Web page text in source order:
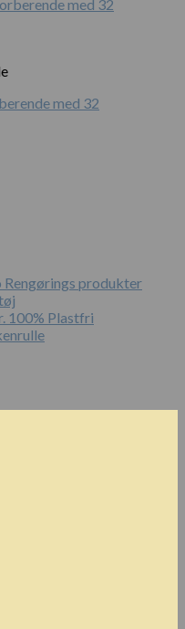
med 32
Rengørings produkter
100% Plastfri